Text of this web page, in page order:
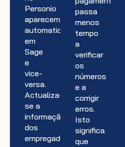
Personio
aparecem
automaticamente
em
Sage
e
vice-
versa.
Actualiza-
se a
informação
dos
empregados
passa
menos
tempo
a
verificar
os
números
e a
corrigir
erros.
Isto
significa
que